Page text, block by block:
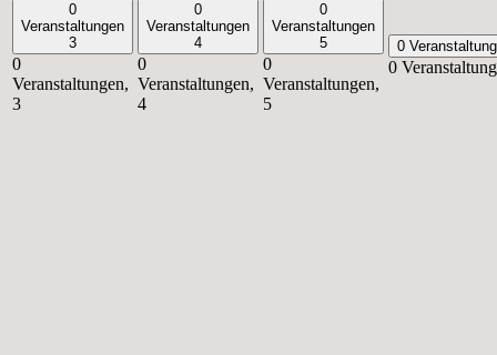
0
Veranstaltungen
3
0
Veranstaltungen,
3
0
Veranstaltungen
4
0
Veranstaltungen,
4
0
Veranstaltungen
5
0
Veranstaltungen,
5
0
0